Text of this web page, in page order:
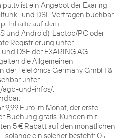
ist ein Angebot der Exaring
und DSL-Verträgen buchbar.
Inhalte auf dem
und Android), Laptop/PC oder
Registrierung unter
DSE der EXARING AG
die Allgemeinen
der Telefónica Germany GmbH &
unter
agb-und-infos/.
9,99 Euro im Monat, der erste
Buchung gratis. Kunden mit
5 € Rabatt auf den monatlichen
solange ein solcher besteht: O